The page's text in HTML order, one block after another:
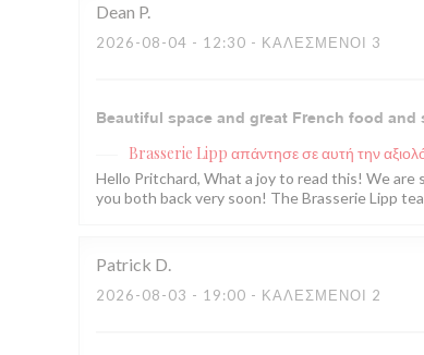
Dean P
2026-08-04 - 12:30 - ΚΑΛΕΣΜΈΝΟΙ 3
Beautiful space and great French food and
Brasserie Lipp απάντησε σε αυτή την
Hello Pritchard, What a joy to read this! We
you both back very soon! The Brasserie Lipp
Patrick D
2026-08-03 - 19:00 - ΚΑΛΕΣΜΈΝΟΙ 2